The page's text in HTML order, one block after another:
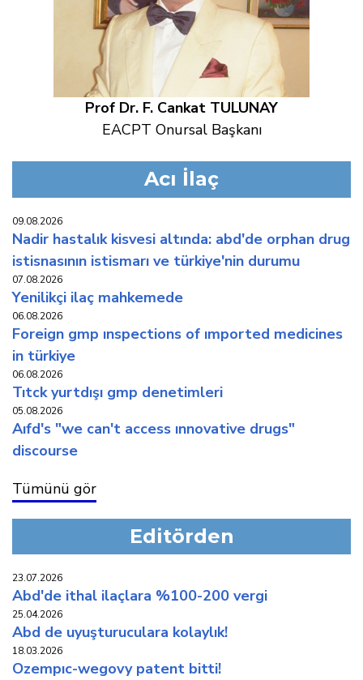
Prof Dr. F. Cankat TULUNAY
EACPT Onursal Başkanı
Acı İlaç
09.08.2026
nadir hastalık kisvesi altında: abd'de orphan drug
i̇stisnasının i̇stismarı ve türkiye'nin durumu
07.08.2026
yeni̇li̇kçi̇ i̇laç mahkemede
06.08.2026
foreign gmp inspections of imported medicines
in türkiye
06.08.2026
titck yurtdişi gmp deneti̇mleri̇
05.08.2026
aifd's "we can't access innovative drugs"
discourse
Tümünü gör
Editörden
23.07.2026
abd'de i̇thal i̇laçlara %100-200 vergi̇
25.04.2026
abd de uyuşturuculara kolaylik!
18.03.2026
ozempic-wegovy patent bi̇tti̇!